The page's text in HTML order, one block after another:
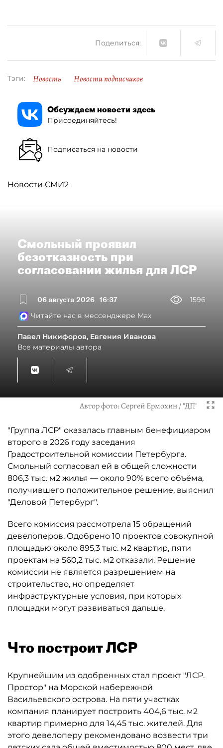
Поделиться:
Тэги: Новость Новости подписчиков
Обсуждаем новости здесь
Присоединяйтесь!
Подписаться на новости
Новости СМИ2
Смольный проявил
безотказность при
согласовании жилья для ЛСР
06 августа 2026 16:37
1596
Читайте нас в мессенджере Max
Павел Никифоров, Евгения Иванова
Все материалы автора
Автор фото:Сергей Ермохин / "ДП"
"Группа ЛСР" оказалась главным бенефициаром
второго в 2026 году заседания
Градостроительной комиссии Петербурга.
Смольный согласовал ей в общей сложности
806,3 тыс. м2 жилья — около 90% всего объёма,
получившего положительное решение, выяснил
"Деловой Петербург".
Всего комиссия рассмотрела 15 обращений
девелоперов. Одобрено 10 проектов совокупной
площадью около 895,3 тыс. м2 квартир, пяти
проектам на 560,2 тыс. м2 отказали. Решение
комиссии не является разрешением на
строительство, но определяет
инфраструктурные условия, при которых
площадки могут развиваться дальше.
Что построит ЛСР
Крупнейшим из одобренных стал проект "ЛСР.
Простор" на Морской набережной
Васильевского острова. На пяти участках
компания планирует построить 404,6 тыс. м2
квартир примерно для 14,45 тыс. жителей. Для
этого девелоперу рекомендовано возвести три